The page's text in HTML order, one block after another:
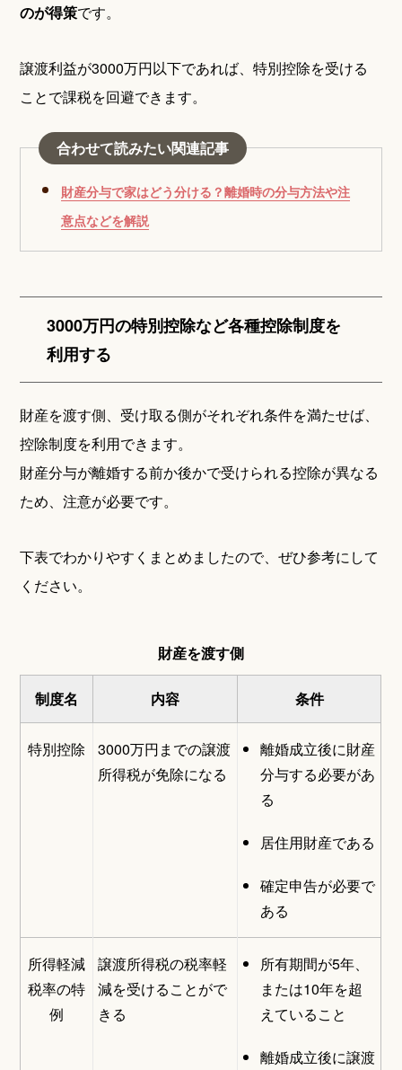
のが得策です。
譲渡利益が3000万円以下であれば、特別控除を受ける
ことで課税を回避できます。
合わせて読みたい関連記事
財産分与で家はどう分ける？離婚時の分与方法や注
意点などを解説
3000万円の特別控除など各種控除制度を
利用する
財産を渡す側、受け取る側がそれぞれ条件を満たせば、
控除制度を利用できます。
財産分与が離婚する前か後かで受けられる控除が異なる
ため、注意が必要です。
下表でわかりやすくまとめましたので、ぜひ参考にして
ください。
財産を渡す側
制度名 内容 条件
特別控除
3000万円までの譲渡
所得税が免除になる
離婚成立後に財産
分与する必要があ
る
居住用財産である
確定申告が必要で
ある
所得軽減
税率の特
例
譲渡所得税の税率軽
減を受けることがで
きる
所有期間が5年、
または10年を超
えていること
離婚成立後に譲渡